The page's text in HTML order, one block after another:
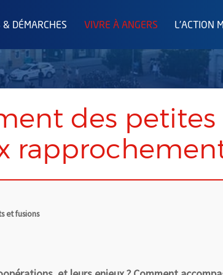
& DÉMARCHES VIVRE À ANGERS L'ACTION
des
et fusions